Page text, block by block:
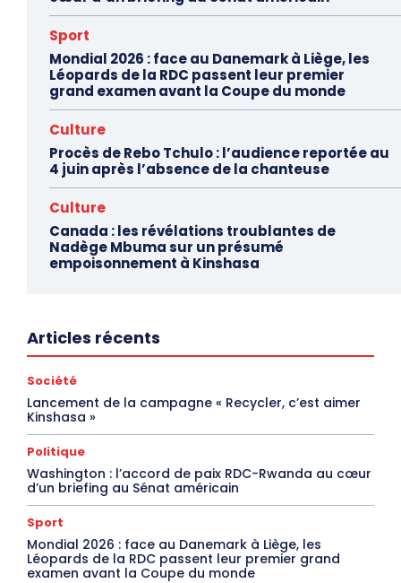
Sport
Mondial 2026 : face au Danemark à Liège, les
Léopards de la RDC passent leur premier
grand examen avant la Coupe du monde
Culture
Procès de Rebo Tchulo : l’audience reportée au
4 juin après l’absence de la chanteuse
Culture
Canada : les révélations troublantes de
Nadège Mbuma sur un présumé
empoisonnement à Kinshasa
Articles récents
Société
Lancement de la campagne « Recycler, c’est aimer
Kinshasa »
Politique
Washington : l’accord de paix RDC-Rwanda au cœur
d’un briefing au Sénat américain
Sport
Mondial 2026 : face au Danemark à Liège, les
Léopards de la RDC passent leur premier grand
examen avant la Coupe du monde